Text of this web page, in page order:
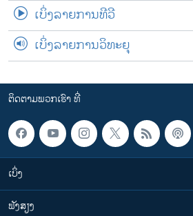
ເບິ່ງລາຍການທີວີ
ເບິ່ງລາຍການວິທະຍຸ
ຕິດຕາມພວກເຮົາ ທີ່
ເບິ່ງ
ຟັງສຽງ